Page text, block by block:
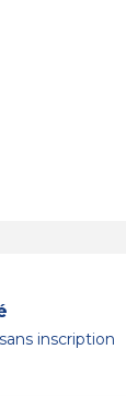
inscription